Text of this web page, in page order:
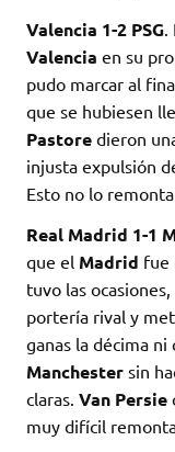
Valencia 1-2 PSG.
Valencia en su
pudo marcar al
que se hubiesen
Pastore dieron
injusta expulsión
Esto no lo
Real Madrid 1-1
que el Madrid fue
tuvo las
portería rival y
ganas la décima ni
Manchester sin
claras. Van Persie
muy difícil